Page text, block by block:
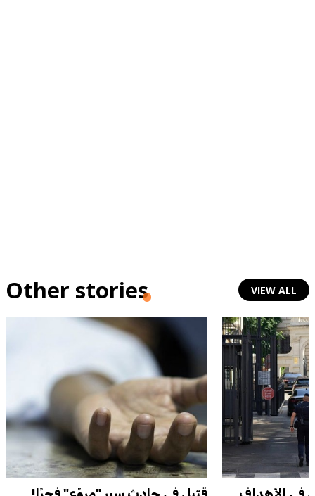
Other stories VIEW ALL